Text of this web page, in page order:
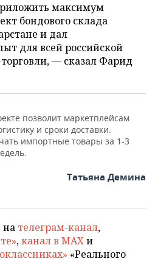
максимум
бондового склада
и дал
для всей российской
— сказал Фарид
позволит маркетплейсам
и сроки доставки.
импортные товары за 1-3
Татьяна Демина
на телеграм-канал,
,канал в MAXи
«Реального